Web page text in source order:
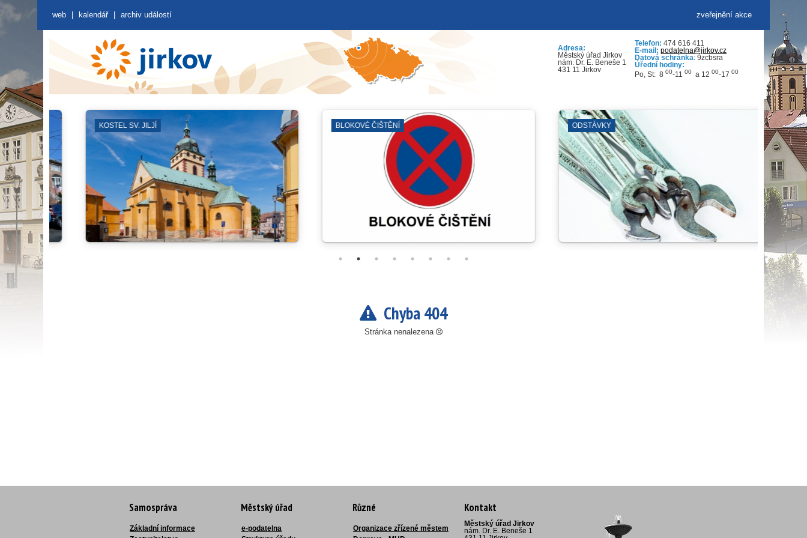
zveřejnění akce
web kalendář archiv událostí
Adresa:
Městský úřad Jirkov
nám. Dr. E. Beneše 1
431 11 Jirkov
Telefon: 474 616 411
E-mail: podatelna@jirkov.cz
Datová schránka: 9zcbsra
Úřední hodiny:
Po, St: 8 00-11 00 a 12 00-17 00
BLOKOVÉ ČIŠTĚNÍ ODSTÁVKY ČERVENÝ HRÁDEK
Chyba 404
Stránka nenalezena
Samospráva
Základní informace
Městský úřad
e-podatelna
Různé
Organizace zřízené městem
Kontakt
Městský úřad Jirkov
nám. Dr. E. Beneše 1